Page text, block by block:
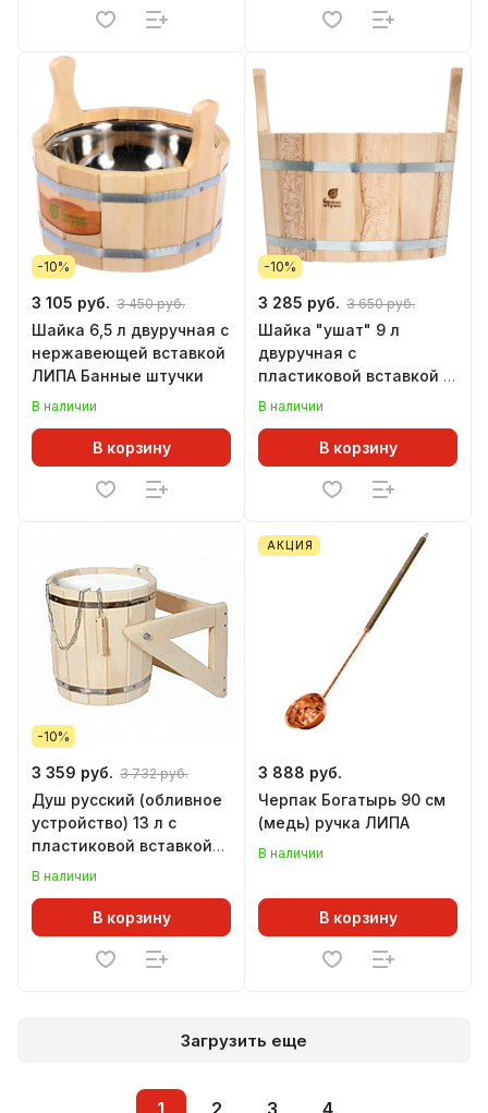
-10%
3 105 руб. 3 450 руб.
Шайка 6,5 л двуручная с
нержавеющей вставкой
ЛИПА Банные штучки
В наличии
В корзину
-10%
3 285 руб. 3 650 руб.
Шайка "ушат" 9 л
двуручная с
пластиковой вставкой с
орнаментом
ЛИПА Банные штучки
В наличии
В корзину
-10%
3 359 руб. 3 732 руб.
Душ русский (обливное
устройство) 13 л с
пластиковой вставкой
ЛИПА
В наличии
В корзину
АКЦИЯ
3 888 руб.
Черпак Богатырь 90 см
(медь) ручка ЛИПА
В наличии
В корзину
Загрузить еще
1 2 3 4